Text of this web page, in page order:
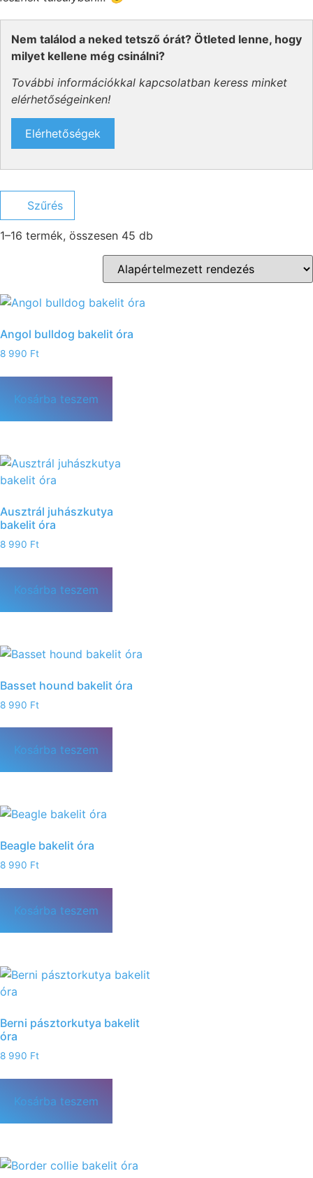
Nem találod a neked tetsző órát? Ötleted lenne, hogy
milyet kellene még csinálni?
További információkkal kapcsolatban keress minket
elérhetőségeinken!
Elérhetőségek
Szűrés
1–16 termék, összesen 45 db
Angol bulldog bakelit óra
8 990 Ft
Kosárba teszem
Ausztrál juhászkutya
bakelit óra
8 990 Ft
Kosárba teszem
Basset hound bakelit óra
8 990 Ft
Kosárba teszem
Beagle bakelit óra
8 990 Ft
Kosárba teszem
Berni pásztorkutya bakelit
óra
8 990 Ft
Kosárba teszem